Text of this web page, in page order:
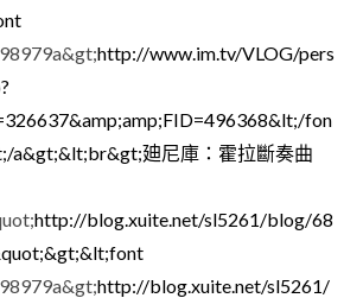
http://www.im.tv/VLOG/pers
fon
a&gt;&lt;br&gt;廸尼庫：霍拉斷奏曲
http://blog.xuite.net/sl5261/blog/68
http://blog.xuite.net/sl5261/